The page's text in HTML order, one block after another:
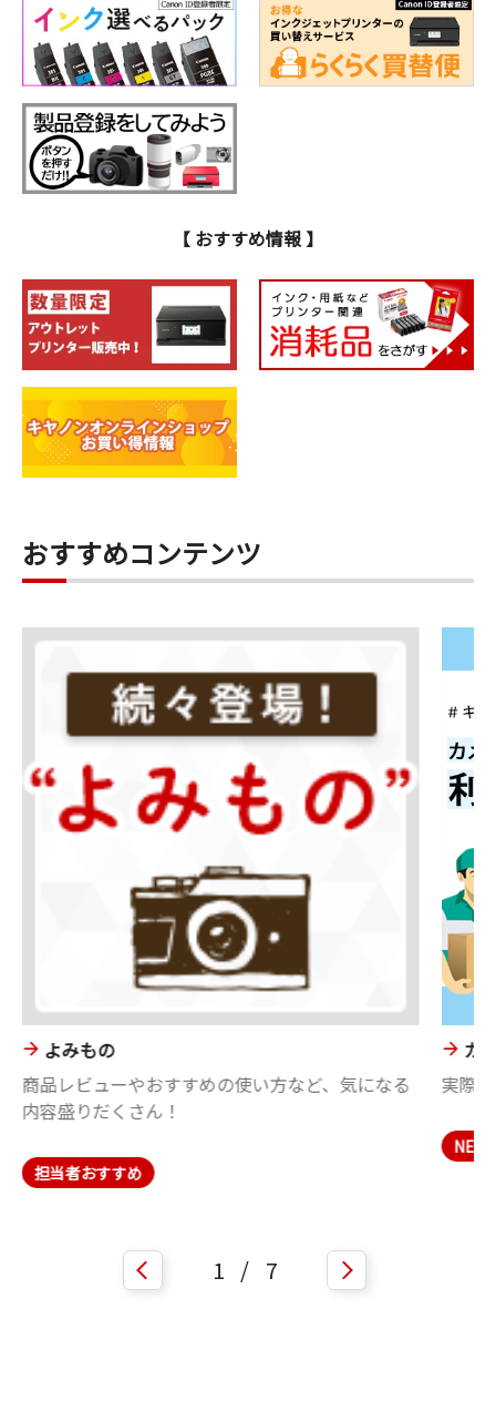
【 おすすめ情報 】
おすすめコンテンツ
よみもの
商品レビューやおすすめの使い方など、気になる
内容盛りだくさん！
担当者おすすめ
カ
実際
NEW
1 / 7